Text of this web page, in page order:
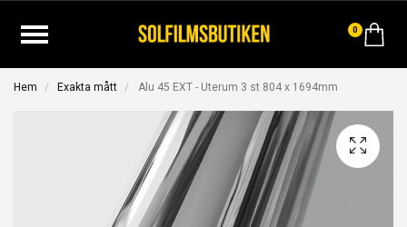
0
Hem Exakta mått Alu 45 EXT - Uterum 3 st 804 x 1694mm